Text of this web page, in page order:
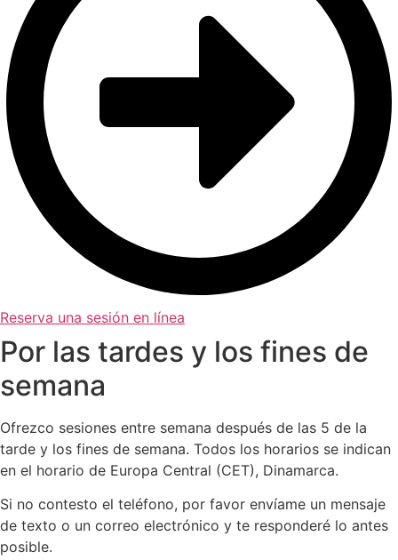
Reserva una sesión en línea
Por las tardes y los fines de
semana
Ofrezco sesiones entre semana después de las 5 de la
tarde y los fines de semana. Todos los horarios se indican
en el horario de Europa Central (CET), Dinamarca.
Si no contesto el teléfono, por favor envíame un mensaje
de texto o un correo electrónico y te responderé lo antes
posible.